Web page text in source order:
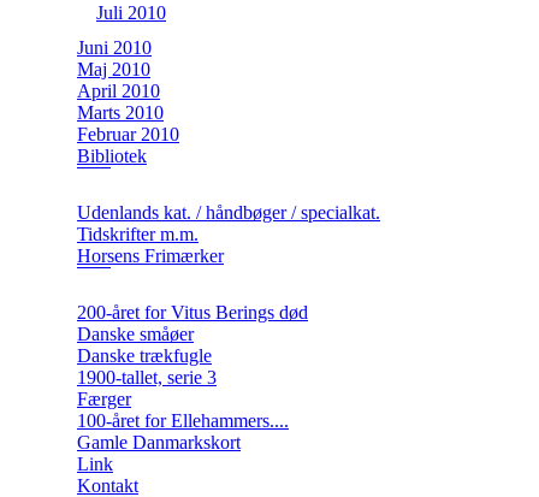
Juli 2010
Juni 2010
Maj 2010
April 2010
Marts 2010
Februar 2010
Bibliotek
Udenlands kat. / håndbøger / specialkat.
Tidskrifter m.m.
Horsens Frimærker
200-året for Vitus Berings død
Danske småøer
Danske trækfugle
1900-tallet, serie 3
Færger
100-året for Ellehammers....
Gamle Danmarkskort
Link
Kontakt